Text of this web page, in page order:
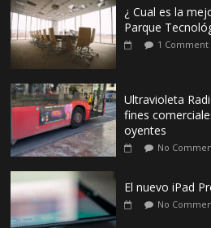
¿ Cual es la
Parque
1 Comment
Ultravioleta
fines
oyentes
No
El nuevo iPad
No